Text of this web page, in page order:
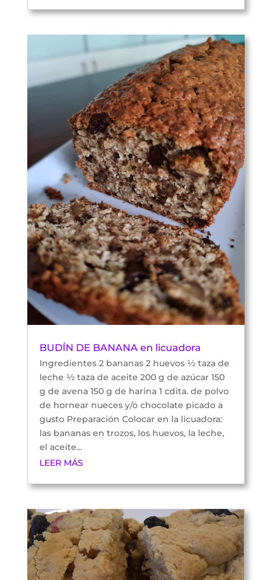
BUDÍN DE BANANA en licuadora
Ingredientes 2 bananas 2 huevos ½ taza de
leche ½ taza de aceite 200 g de azúcar 150
g de avena 150 g de harina 1 cdita. de polvo
de hornear nueces y/o chocolate picado a
gusto Preparación Colocar en la licuadora:
las bananas en trozos, los huevos, la leche,
el aceite...
LEER MÁS